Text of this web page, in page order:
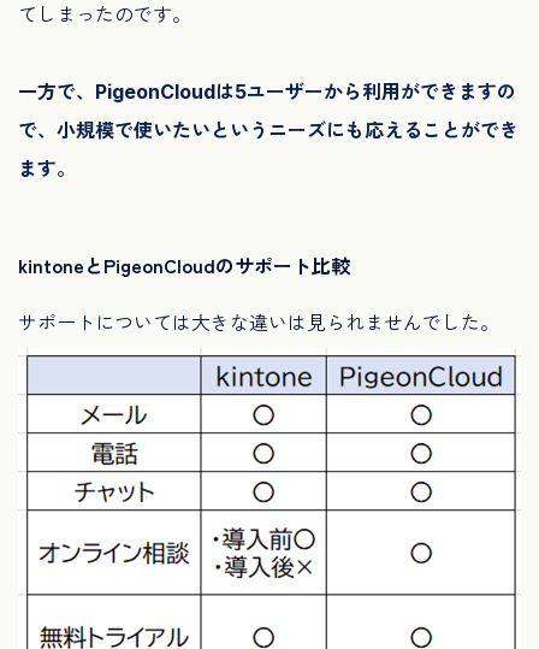
てしまったのです。
一方で、PigeonCloudは5ユーザーから利用ができますの
で、小規模で使いたいというニーズにも応えることができ
ます。
kintoneとPigeonCloudのサポート比較
サポートについては大きな違いは見られませんでした。